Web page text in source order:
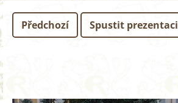
Předchozí Spustit prezentaci